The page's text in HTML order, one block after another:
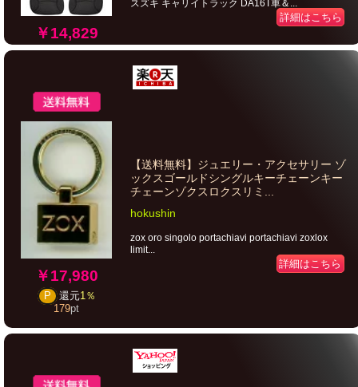
￥14,829
スズキ キャリイトラック DA16T車＆...
詳細はこちら
￥17,980
P 還元1％
179pt
【送料無料】ジュエリー・アクセサリー ゾ
ックスゴールドシングルキーチェーンキー
チェーンゾクスロクスリミ...
hokushin
zox oro singolo portachiavi portachiavi zoxlox
limit...
詳細はこちら